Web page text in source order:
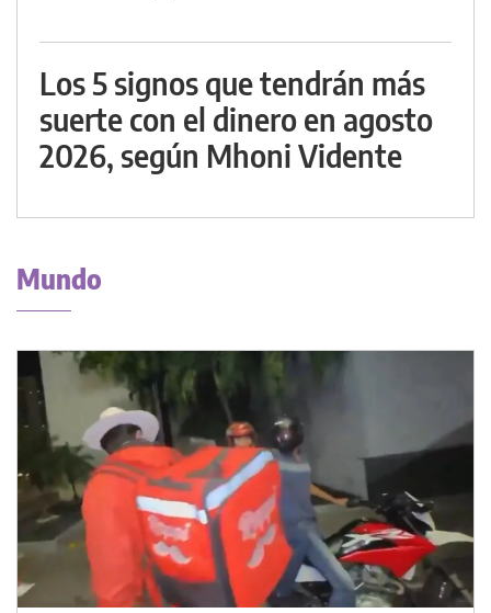
Los 5 signos que tendrán más
suerte con el dinero en agosto
2026, según Mhoni Vidente
Mundo